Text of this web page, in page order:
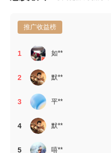
推广收益榜
1 如**
2 默**
3 平**
4 默**
5 嘻**